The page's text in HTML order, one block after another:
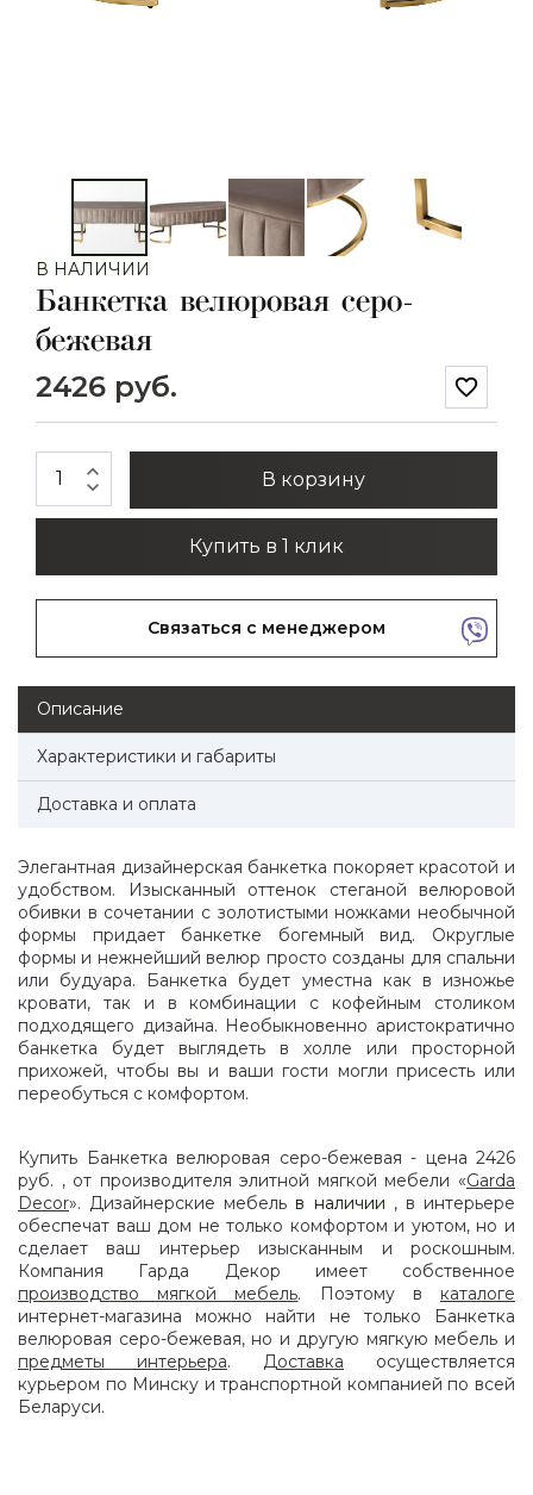
В НАЛИЧИИ
Банкетка велюровая серо-
бежевая
2426 руб. favorite_border
expand_less
expand_more В корзину
Купить в 1 клик
Связаться с менеджером
Описание
Характеристики и габариты
Доставка и оплата
Элегантная дизайнерская банкетка покоряет красотой и
удобством. Изысканный оттенок стеганой велюровой
обивки в сочетании с золотистыми ножками необычной
формы придает банкетке богемный вид. Округлые
формы и нежнейший велюр просто созданы для спальни
или будуара. Банкетка будет уместна как в изножье
кровати, так и в комбинации с кофейным столиком
подходящего дизайна. Необыкновенно аристократично
банкетка будет выглядеть в холле или просторной
прихожей, чтобы вы и ваши гости могли присесть или
переобуться с комфортом.
Купить Банкетка велюровая серо-бежевая - цена 2426
руб. , от производителя элитной мягкой мебели «Garda
Decor». Дизайнерские мебель в наличии , в интерьере
обеспечат ваш дом не только комфортом и уютом, но и
сделает ваш интерьер изысканным и роскошным.
Компания Гарда Декор имеет собственное
производство мягкой мебель. Поэтому в каталоге
интернет-магазина можно найти не только Банкетка
велюровая серо-бежевая, но и другую мягкую мебель и
предметы интерьера. Доставка осуществляется
курьером по Минску и транспортной компанией по всей
Беларуси.